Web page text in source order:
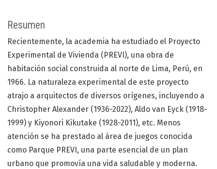
Resumen
Recientemente, la academia ha estudiado el Proyecto
Experimental de Vivienda (PREVI), una obra de
habitación social construida al norte de Lima, Perú, en
1966. La naturaleza experimental de este proyecto
atrajo a arquitectos de diversos orígenes, incluyendo a
Christopher Alexander (1936-2022), Aldo van Eyck (1918-
1999) y Kiyonori Kikutake (1928-2011), etc. Menos
atención se ha prestado al área de juegos conocida
como Parque PREVI, una parte esencial de un plan
urbano que promovía una vida saludable y moderna.